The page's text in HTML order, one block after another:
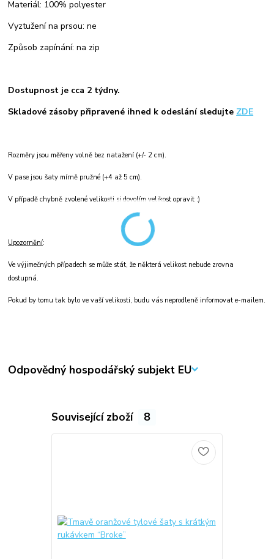
Materiál: 100% polyester
Vyztužení na prsou: ne
Způsob zapínání: na zip
Dostupnost je cca 2 týdny.
Skladové zásoby připravené ihned k odeslání sledujte ZDE
Rozměry jsou měřeny volně bez natažení (+/- 2 cm).
V pase jsou šaty mírně pružné (+4 až 5 cm).
V případě chybně zvolené velikosti si dovolím velikost opravit :)
Upozornění:
Ve výjimečných případech se může stát, že některá velikost nebude zrovna
dostupná.
Pokud by tomu tak bylo ve vaší velikosti, budu vás neprodleně informovat e-mailem.
Odpovědný hospodářský subjekt EU
Související zboží 8